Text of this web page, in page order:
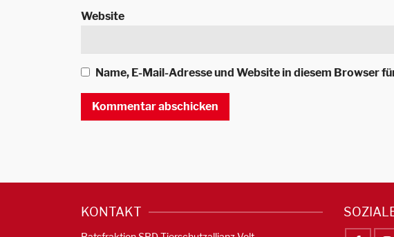
Website
Name, E-Mail-Adresse und Website in diesem Browser
KONTAKT